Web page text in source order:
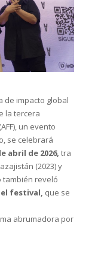
de impacto global
la tercera
(AFF), un evento
se celebrará
abril de 2026, tra
(2023) y
también reveló
festival, que se
abrumadora por